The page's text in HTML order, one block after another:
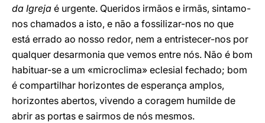
da Igreja é urgente. Queridos irmãos e irmãs, sintamo-
nos chamados a isto, e não a fossilizar-nos no que
está errado ao nosso redor, nem a entristecer-nos por
qualquer desarmonia que vemos entre nós. Não é bom
habituar-se a um «microclima» eclesial fechado; bom
é compartilhar horizontes de esperança amplos,
horizontes abertos, vivendo a coragem humilde de
abrir as portas e sairmos de nós mesmos.